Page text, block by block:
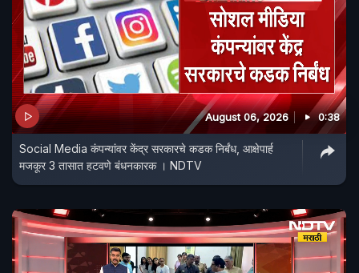
August 06, 2026 0:38
Social Media कंपन्यांवर केंद्र सरकारचे कडक निर्बंध, आक्षेपार्ह
मजकूर 3 तासात हटवणे बंधनकारक । NDTV